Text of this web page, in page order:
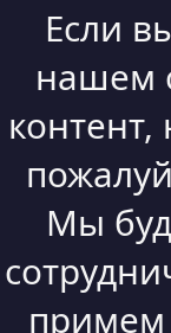
Если
нашем
Мы
примем